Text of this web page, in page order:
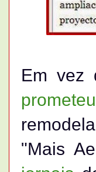
Em vez
prometeu
"Mais